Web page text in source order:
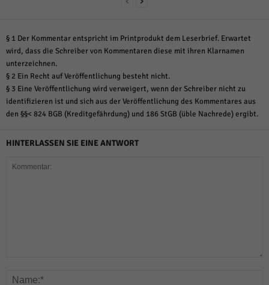
§ 1 Der Kommentar entspricht im Printprodukt dem Leserbrief. Erwartet
wird, dass die Schreiber von Kommentaren diese mit ihren Klarnamen
unterzeichnen.
§ 2 Ein Recht auf Veröffentlichung besteht nicht.
§ 3 Eine Veröffentlichung wird verweigert, wenn der Schreiber nicht zu
identifizieren ist und sich aus der Veröffentlichung des Kommentares aus
den §§< 824 BGB (Kreditgefährdung) und 186 StGB (üble Nachrede) ergibt.
HINTERLASSEN SIE EINE ANTWORT